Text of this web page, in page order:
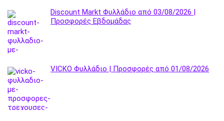
Discount Markt Φυλλάδιο από 03/08/2026 |
Προσφορές Εβδομάδας
VICKO Φυλλάδιο | Προσφορές από 01/08/2026